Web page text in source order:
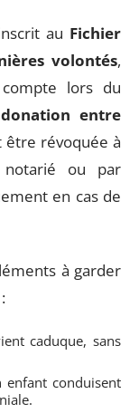
au Fichier
volontés,
lors du
donation entre
être révoquée à
ou par
en cas de
à garder
caduque, sans
enfant conduisent